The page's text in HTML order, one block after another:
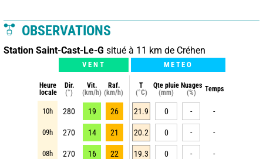
OBSERVATIONS
Station Saint-Cast-Le-G situé à 11 km de Créhen
VENT METEO
Heure
locale
Dir.
(°)
Vit.
(km/h)
Raf.
(km/h)
T
(°C)
Qte pluie
(mm)
Nuages
(%)
Temps
10h 280 19 26 21.9 0 - -
09h 270 14 21 20.2 0 - -
08h 270 16 22 19.3 0 - -